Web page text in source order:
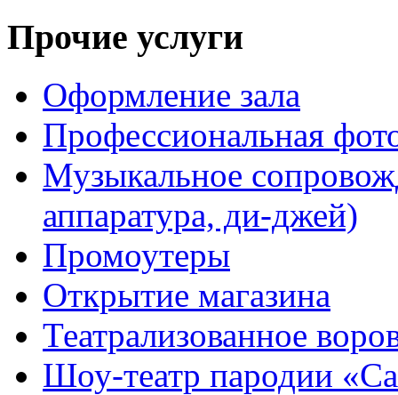
Прочие услуги
Оформление зала
Профессиональная
Музыкальное
аппаратура, ди-джей)
Промоутеры
Открытие магазина
Театрализованное
Шоу-театр пародии